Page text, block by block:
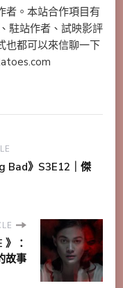
者。本站合作項目有
駐站作者、試映影評
也都可以來信聊一下
Bad》S3E12｜傑
：
故事